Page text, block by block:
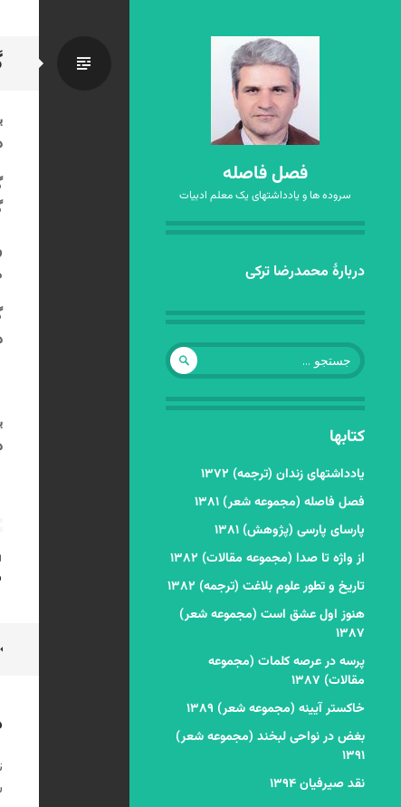
فصل فاصله
سروده ها و یادداشتهای یک معلم ادبیات
رفتن
نوشته‌ها
دربارهٔ محمدرضا ترکی
جستجو
برای:
کتابها
یادداشتهای زندان (ترجمه) ۱۳۷۲
فصل فاصله (مجموعه شعر) ۱۳۸۱
پارسای پارسی (پژوهش) ۱۳۸۱
از واژه تا صدا (مجموعه مقالات) ۱۳۸۲
تاریخ و تطور علوم بلاغت (ترجمه) ۱۳۸۲
هنوز اول عشق است (مجموعه شعر)
۱۳۸۷
پرسه در عرصه کلمات (مجموعه
مقالات) ۱۳۸۷
خاکستر آیینه (مجموعه شعر) ۱۳۸۹
بغض در نواحی لبخند (مجموعه شعر)
۱۳۹۱
نقد صیرفیان ۱۳۹۴